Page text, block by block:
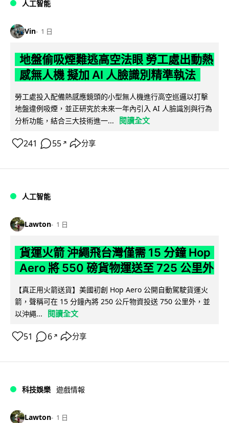
人工智能
Vin 1 日
地盤偷吸煙難逃高空法眼 勞工處出動熱
感無人機 擬加 AI 人臉識別精準執法
勞工處投入配備熱感應鏡頭的小型無人機進行高空巡邏以打擊
地盤違例吸煙，並正研究於未來一年內引入 AI 人臉識別與行為
分析功能，結合三大技術進一...
閱讀全文
241 55 ↗ 分享
人工智能
Lawton 1 日
貨運火箭 沖繩飛台灣僅需 15 分鐘 Hop
Aero 將 550 磅貨物運送至 725 公里外
【真正用火箭送貨】美國初創 Hop Aero 公開自動駕駛貨運火
箭，聲稱可在 15 分鐘內將 250 公斤物資投送 750 公里外，並
以沖繩...
閱讀全文
51 6 ↗ 分享
科技娛樂 遊戲情報
Lawton 1 日